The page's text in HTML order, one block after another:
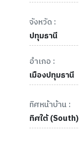
จังหวัด :
ปทุมธานี
อำเภอ :
เมืองปทุมธานี
ทิศหน้าบ้าน :
ทิศใต้ (South)